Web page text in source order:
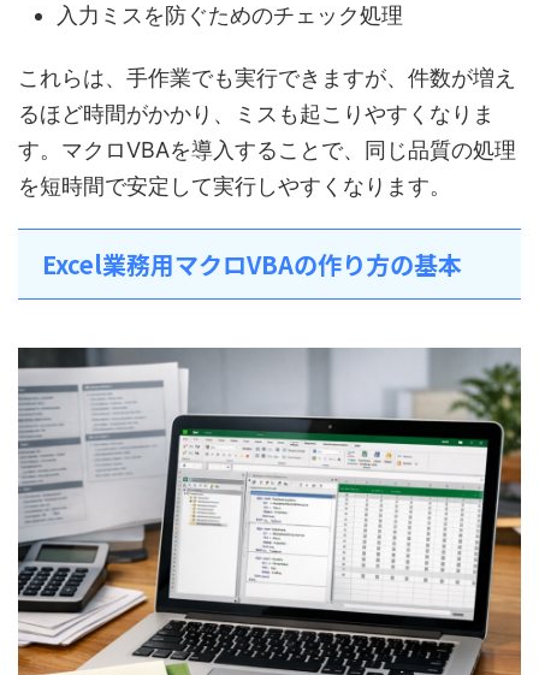
入力ミスを防ぐためのチェック処理
これらは、手作業でも実行できますが、件数が増え
るほど時間がかかり、ミスも起こりやすくなりま
す。マクロVBAを導入することで、同じ品質の処理
を短時間で安定して実行しやすくなります。
Excel業務用マクロVBAの作り方の基本